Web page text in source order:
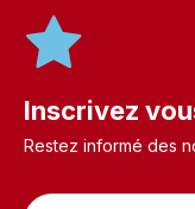
Inscrivez
Restez informé des